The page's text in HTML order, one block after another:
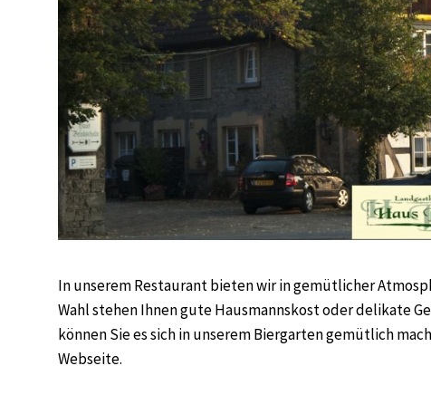
In unserem Restaurant bieten wir in gemütlicher
Wahl stehen Ihnen gute Hausmannskost oder delikate
können Sie es sich in unserem Biergarten gemütlich
Webseite.